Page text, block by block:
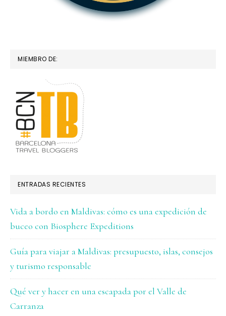
MIEMBRO DE:
ENTRADAS RECIENTES
Vida a bordo en Maldivas: cómo es una expedición de
buceo con Biosphere Expeditions
Guía para viajar a Maldivas: presupuesto, islas, consejos
y turismo responsable
Qué ver y hacer en una escapada por el Valle de
Carranza